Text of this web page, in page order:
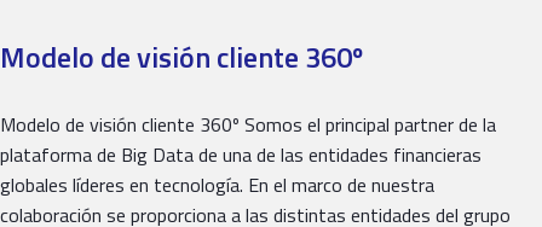
Modelo de visión cliente 360º
Modelo de visión cliente 360º Somos el principal partner de la
plataforma de Big Data de una de las entidades financieras
globales líderes en tecnología. En el marco de nuestra
colaboración se proporciona a las distintas entidades del grupo